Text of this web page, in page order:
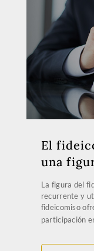
El
una
La figura del
recurrente y
fideicomiso
participación